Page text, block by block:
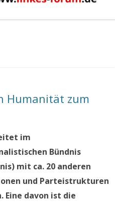
Humanität zum
im
Bündnis
mit ca. 20 anderen
und Parteistrukturen
Eine davon ist die